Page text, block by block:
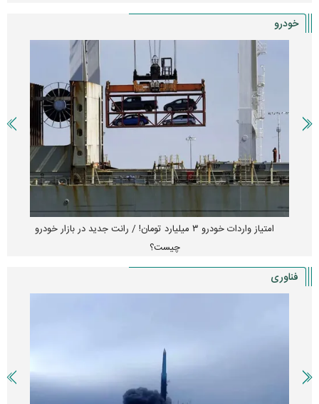
خودرو
امتیاز واردات خودرو ۳ میلیارد تومان! / رانت جدید در بازار خودرو
چیست؟
فناوری